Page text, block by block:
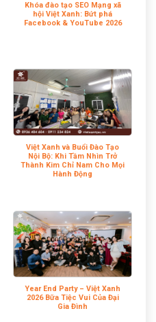
Khóa đào tạo SEO Mạng xã
hội Việt Xanh: Bứt phá
Facebook & YouTube 2026
Việt Xanh và Buổi Đào Tạo
Nội Bộ: Khi Tầm Nhìn Trở
Thành Kim Chỉ Nam Cho Mọi
Hành Động
Year End Party – Việt Xanh
2026 Bữa Tiệc Vui Của Đại
Gia Đình